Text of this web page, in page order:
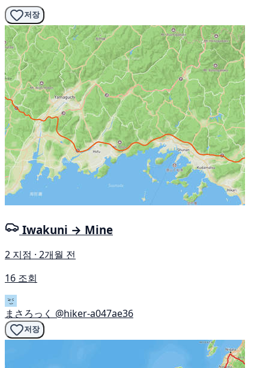
저장
Iwakuni → Mine
2 지점 · 2개월 전
16 조회
まさろっく @hiker-a047ae36
저장